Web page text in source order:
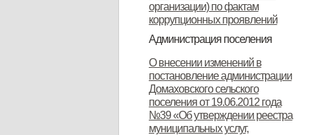
организации) по фактам
коррупционных проявлений
Администрация поселения
Структура и прием граждан
О внесении изменений в
постановление администрации
Домаховского сельского
поселения от 19.06.2012 года
№39 «Об утверждении реестра
муниципальных услуг,